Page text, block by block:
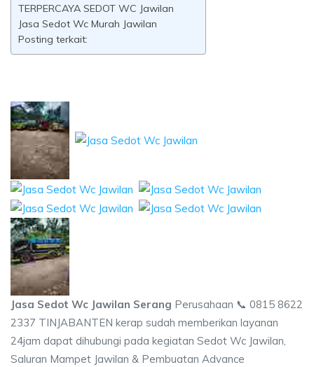
TERPERCAYA SEDOT WC Jawilan
Jasa Sedot Wc Murah Jawilan
Posting terkait:
Jasa Sedot Wc Jawilan Serang Perusahaan 📞 0815 8622
2337 TINJABANTEN kerap sudah memberikan layanan
24jam dapat dihubungi pada kegiatan Sedot Wc Jawilan,
Saluran Mampet Jawilan & Pembuatan Advance